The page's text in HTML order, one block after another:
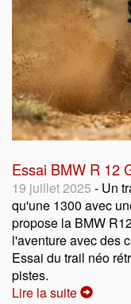
Essai BMW R 12
19 juillet 2025 - Un
qu'une 1300 avec
propose la BMW
l'aventure avec des
Essai du trail néo
pistes.
Lire la suite